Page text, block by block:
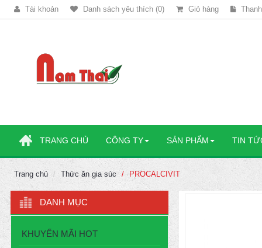
Tài khoản Danh sách yêu thích (0) Giỏ hàng
TRANG CHỦ CÔNG TY SẢN PHẨM TIN
Trang chủ Thức ăn gia súc PROCALCIVIT
DANH MỤC
KHUYẾN MÃI HOT